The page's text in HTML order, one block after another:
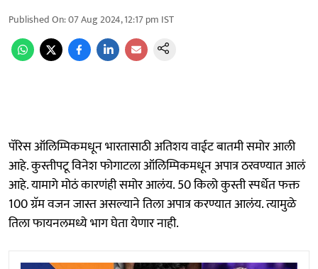
Published On:07 Aug 2024, 12:17 pm IST
पॅरिस ऑलिम्पिकमधून भारतासाठी अतिशय वाईट बातमी समोर आली
आहे. कुस्तीपटू विनेश फोगाटला ऑलिम्पिकमधून अपात्र ठरवण्यात आलं
आहे. यामागे मोठं कारणंही समोर आलंय. 50 किलो कुस्ती स्पर्धेत फक्त
100 ग्रॅम वजन जास्त असल्याने तिला अपात्र करण्यात आलंय. त्यामुळे
तिला फायनलमध्ये भाग घेता येणार नाही.